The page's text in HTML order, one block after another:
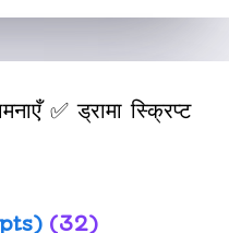
✅ ड्रामा स्क्रिप्ट
(32)